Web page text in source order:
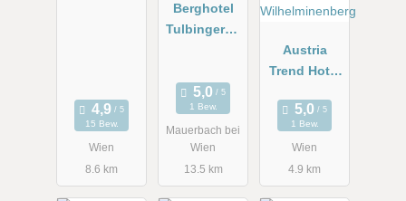
15 Bew.
Wien
8.6 km
Berghotel
Tulbingerko
1 Bew.
Mauerbach bei
Wien
13.5 km
Austria
Trend Hotel
Wilhelminen
berg
1 Bew.
Wien
4.9 km